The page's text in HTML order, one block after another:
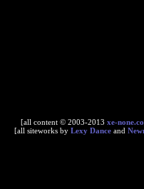
[all content © 2003-2013 xe-
[all siteworks by Lexy Danceand